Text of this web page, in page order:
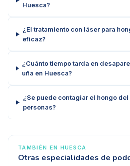
Huesca?
¿El tratamiento con láser para
eficaz?
¿Cuánto tiempo tarda en
uña en Huesca?
¿Se puede contagiar el hongo del
personas?
TAMBIÉN EN HUESCA
Otras especialidades de